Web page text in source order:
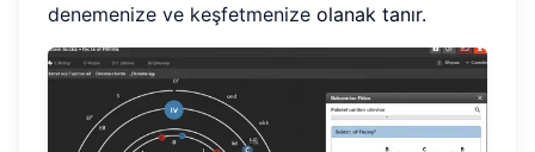
denemenize ve keşfetmenize olanak tanır.